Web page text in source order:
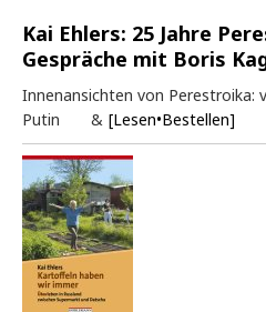
Kai Ehlers: 25 Jahre
Gespräche mit Boris
Innenansichten von Perestroika:
Putin & [Lesen•Bestellen]